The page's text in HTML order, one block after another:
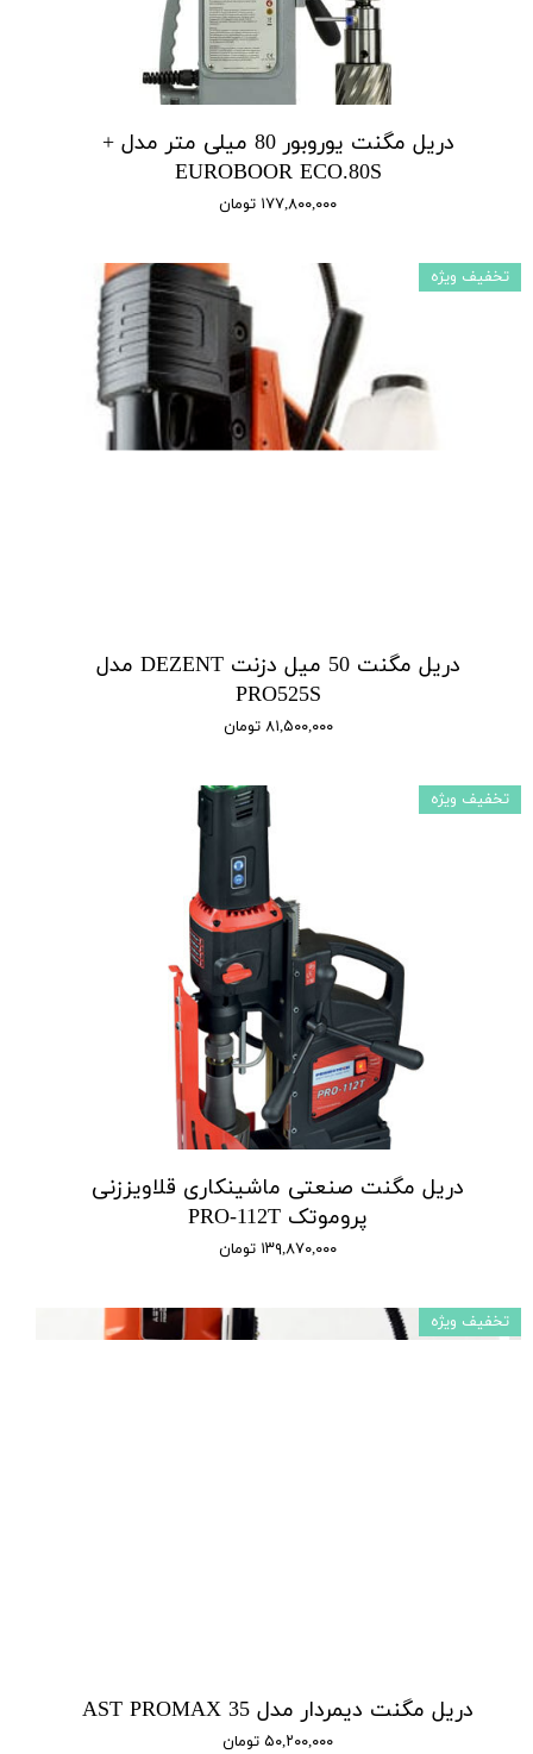
دریل مگنت یوروبور 80 میلی متر مدل +
EUROBOOR ECO.80S
۱۷۷,۸۰۰,۰۰۰ تومان
دریل مگنت 50 میل دزنت DEZENT مدل
PRO525S
۸۱,۵۰۰,۰۰۰ تومان
تخفیف ویژه
دریل مگنت صنعتی ماشینکاری قلاویززنی
پروموتک PRO-112T
۱۳۹,۸۷۰,۰۰۰ تومان
تخفیف ویژه
دریل مگنت دیمردار مدل AST PROMAX 35
۵۰,۲۰۰,۰۰۰ تومان
تخفیف ویژه